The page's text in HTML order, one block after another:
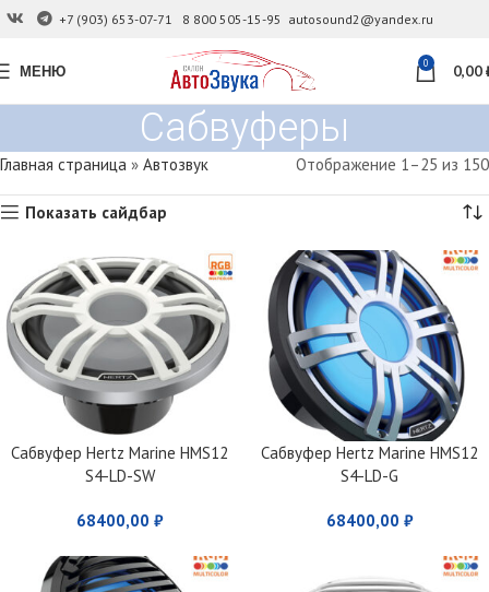
+7 (903) 653-07-71 8 800 505-15-95 autosound2@yandex.ru
МЕНЮ 0 0,00
Сабвуферы
Главная страница » Автозвук Отображение 1–25 из 150
Показать сайдбар
Сабвуфер Hertz Marine HMS12
S4-LD-SW
68400,00 ₽
Сабвуфер Hertz Marine HMS12
S4-LD-G
68400,00 ₽